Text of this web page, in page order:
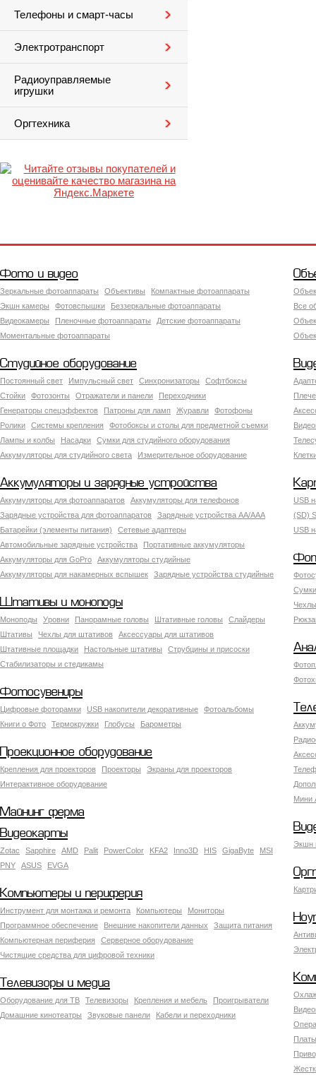
Телефоны и смарт-часы
Электротранспорт
Радиоуправляемые
игрушки
Оргтехника
Фото и видео
Зеркальные фотоаппараты Объективы
Компактные фотоаппараты
Экшн камеры
Фотовспышки
Беззеркальные фотоаппараты
Видеокамеры
Пленочные фотоаппараты
Детские фотоаппараты
Моментальные фотоаппараты
Все
Студийное оборудование
Постоянный свет Импульсный свет Синхронизаторы
Софтбоксы
Стойки
Фотозонты Отражатели и панели
Переходники
Генераторы спецэффектов
Патроны для ламп Журавли
Фотофоны
Ролики
Системы крепления
Фотобоксы и столы для предметной съемки
Лампы и колбы
Насадки
Сумки для студийного оборудования
Аккумуляторы для студийного света
Измерительное оборудование
Аккумуляторы и зарядные устройства
Аккумуляторы для фотоаппаратов
Аккумуляторы для телефонов
Зарядные устройства для фотоаппаратов
Зарядные устройства AA/AAA
Батарейки (элементы питания)
Сетевые адаптеры
Автомобильные зарядные устройства
Портативные аккумуляторы
Аккумуляторы для GoPro
Аккумуляторы студийные
Аккумуляторы для накамерных вспышек
Зарядные устройства студийные
USB
(SD)
USB
Штативы и моноподы
Моноподы Уровни Панорамные головы Штативные головы
Слайдеры
Штативы
Чехлы для штативов
Аксессуары для штативов
Штативные площадки
Настольные штативы
Струбцины и присоски
Стабилизаторы и стедикамы
Фотосувениры
Цифровые фоторамки USB накопители декоративные
Фотоальбомы
Книги о Фото
Термокружки Глобусы Барометры
Мини
Проекционное оборудование
Крепления для проекторов Проекторы
Экраны для проекторов
Интерактивное оборудование
Майнинг ферма
Экшн
Видеокарты
Zotac Sapphire AMD Palit PowerColor KFA2 Inno3D HIS GigaByte
MSI
PNY
ASUS EVGA
Компьютеры и периферия
Инструмент для монтажа и ремонта Компьютеры
Мониторы
Программное обеспечение
Внешние накопители данных
Защита питания
Компьютерная периферия
Серверное оборудование
Чистящие средства для цифровой техники
Телевизоры и медиа
Оборудование для ТВ Телевизоры Крепления и мебель
Проигрыватели
Домашние кинотеатры
Звуковые панели Кабели и переходники